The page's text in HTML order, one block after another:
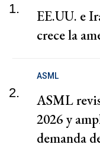
1.
EE.UU. e
crece la
2.
ASML
ASML
2026 y
demanda